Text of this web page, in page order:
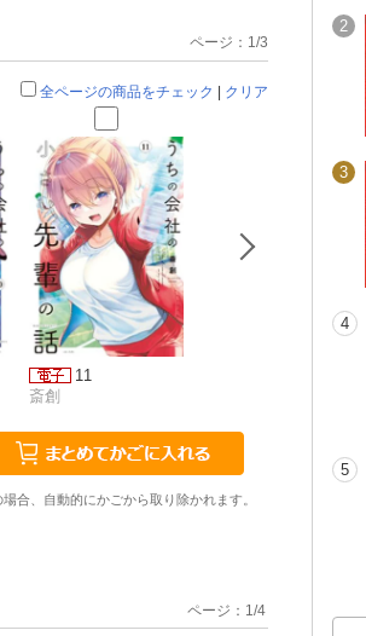
ページ：1/3
全ページの商品をチェック クリア
11
斎創
合、自動的にかごから取り除かれます。
ページ： 1/4
2
3
4
5